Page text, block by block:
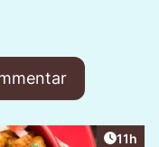
11h